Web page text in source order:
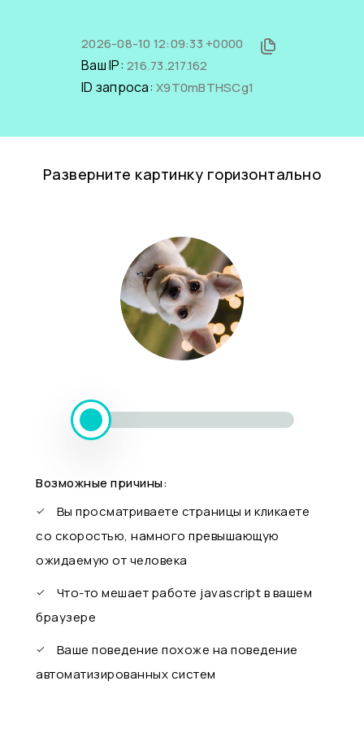
2026-08-10 12:09:33 +0000
Ваш IP: 216.73.217.162
ID запроса: X9T0mBTHSCg1
Разверните картинку горизонтально
Возможные причины:
Вы просматриваете страницы и кликаете
со скоростью, намного превышающую
ожидаемую от человека
Что-то мешает работе javascript в вашем
браузере
Ваше поведение похоже на поведение
автоматизированных систем